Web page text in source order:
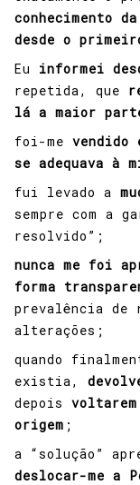
conhecimento
desde o
Eu informei
repetida, que
lá a maior
foi-me vendido
se adequava à
fui levado a
sempre com a
resolvido”;
nunca me foi
forma
prevalência de
alterações;
quando
existia,
depois
origem ;
a “solução”
deslocar-me a